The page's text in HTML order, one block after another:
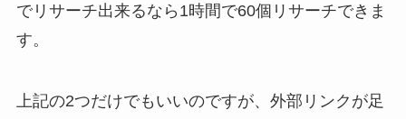
でリサーチ出来るなら1時間で60個リサーチできま
す。
上記の2つだけでもいいのですが、外部リンクが足